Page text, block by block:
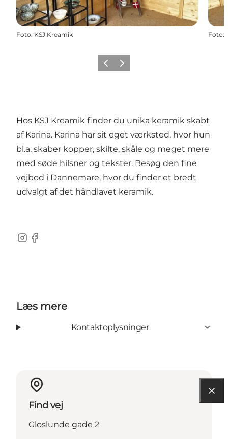
Foto: KSJ Kreamik Foto:
ForrigeNæste
Hos KSJ Kreamik finder du unika keramik skabt
af Karina. Karina har sit eget værksted, hvor hun
bl.a. skaber kopper, skilte, skåle og meget mere
med søde hilsner og tekster. Besøg den fine
vejbod i Dannemare, hvor du finder et bredt
udvalgt af det håndlavet keramik.
Instagram
Facebook
Læs mere
Kontaktoplysninger
Find vej
Gloslunde gade 2